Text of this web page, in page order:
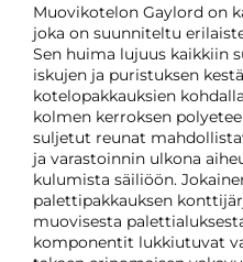
Muovikotelon Gaylord on
joka on suunniteltu
Sen huima lujuus kaikkiin
iskujen ja puristuksen
kotelopakkauksien
kolmen kerroksen
suljetut reunat
ja varastoinnin ulkona
kulumista säiliöön.
palettipakkauksen
muovisesta
komponentit lukkiutuvat